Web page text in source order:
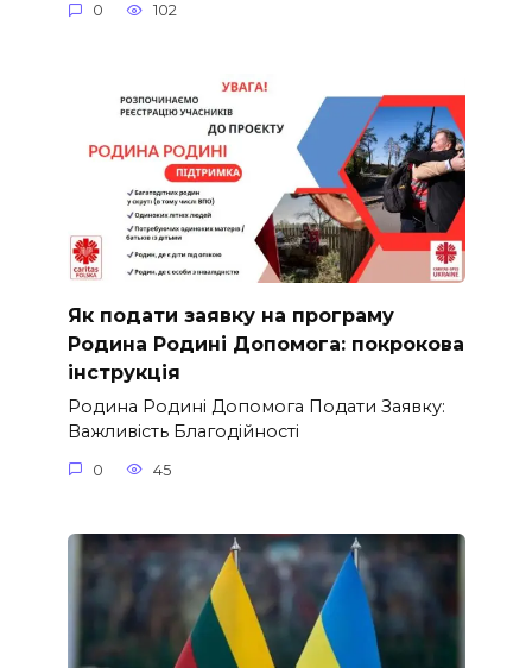
0 102
Як подати заявку на програму
Родина Родині Допомога: покрокова
інструкція
Родина Родині Допомога Подати Заявку:
Важливість Благодійності
0 45